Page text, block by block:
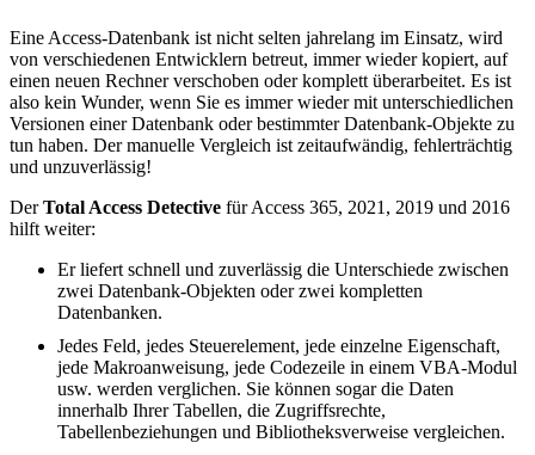
Eine Access-Datenbank ist nicht selten jahrelang im Einsatz, wird
von verschiedenen Entwicklern betreut, immer wieder kopiert, auf
einen neuen Rechner verschoben oder komplett überarbeitet. Es ist
also kein Wunder, wenn Sie es immer wieder mit unterschiedlichen
Versionen einer Datenbank oder bestimmter Datenbank-Objekte zu
tun haben. Der manuelle Vergleich ist zeitaufwändig, fehlerträchtig
und unzuverlässig!
DerTotal Access Detective für Access 365, 2021, 2019 und 2016
hilft weiter:
Er liefert schnell und zuverlässig die Unterschiede zwischen
zwei Datenbank-Objekten oder zwei kompletten
Datenbanken.
Jedes Feld, jedes Steuerelement, jede einzelne Eigenschaft,
jede Makroanweisung, jede Codezeile in einem VBA-Modul
usw. werden verglichen. Sie können sogar die Daten
innerhalb Ihrer Tabellen, die Zugriffsrechte,
Tabellenbeziehungen und Bibliotheksverweise vergleichen.